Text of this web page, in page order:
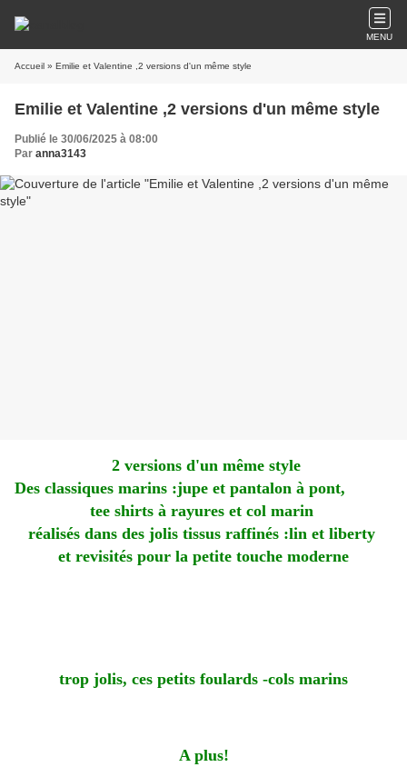
MENU
Accueil » Emilie et Valentine ,2 versions d'un même style
Emilie et Valentine ,2 versions d'un même style
Publié le 30/06/2025 à 08:00
Par anna3143
2 versions d'un même style
Des classiques marins :jupe et pantalon à pont,
tee shirts à rayures et col marin
réalisés dans des jolis tissus raffinés :lin et liberty
et revisités pour la petite touche moderne
trop jolis, ces petits foulards -cols marins
A plus!